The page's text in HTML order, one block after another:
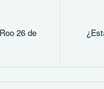
26 de